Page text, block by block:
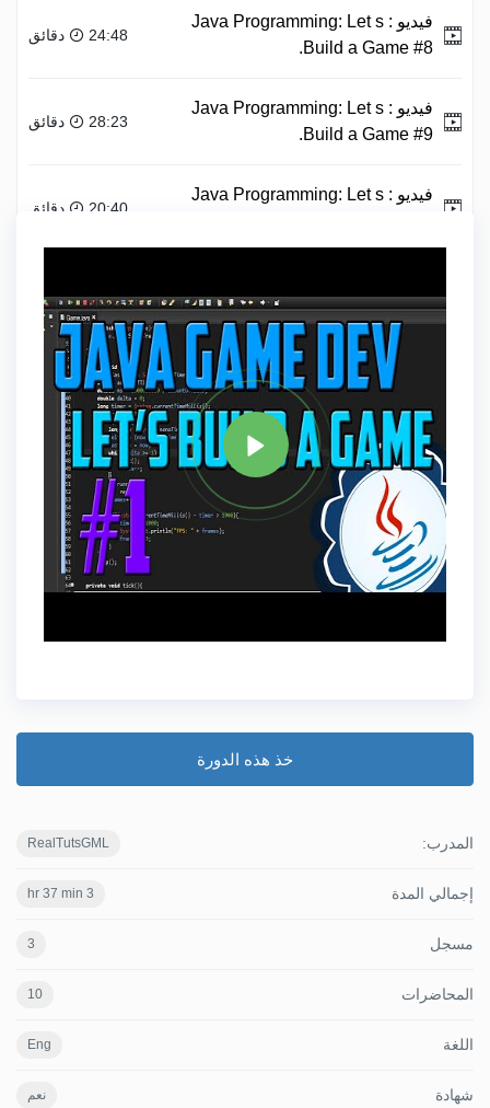
فيديو : Java Programming: Let s
Build a Game #8.
24:48 دقائق
فيديو : Java Programming: Let s
Build a Game #9.
28:23 دقائق
فيديو : Java Programming: Let s
20:40 دقائق
JAVA مشاركة
خذ هذه الدورة
المدرب: RealTutsGML
إجمالي المدة 3 hr 37 min
مسجل 3
المحاضرات 10
اللغة Eng
شهادة نعم